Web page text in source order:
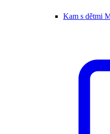
Kam s dětmi